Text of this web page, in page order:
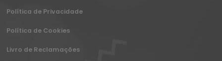
Política de Privacidade
Política de Cookies
Livro de Reclamações